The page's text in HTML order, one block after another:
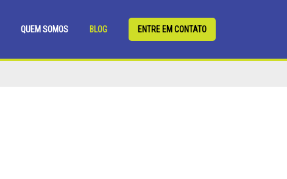
QUEM SOMOS BLOG ENTRE EM CONTATO